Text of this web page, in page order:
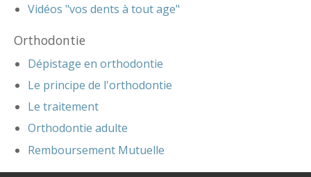
Vidéos "vos dents à tout age"
Orthodontie
Dépistage en orthodontie
Le principe de l'orthodontie
Le traitement
Orthodontie adulte
Remboursement Mutuelle